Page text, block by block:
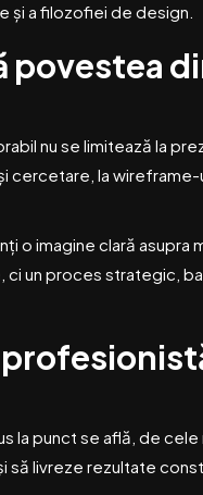
și a filozofiei de design.
povestea
nu se limitează la
cercetare, la
o imagine clară asupra
ci un proces strategic,
la punct se află, de
livreze rezultate